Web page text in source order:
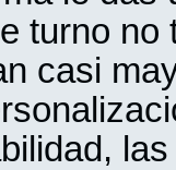
turno no
casi